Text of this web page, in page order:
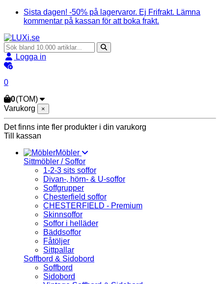
Sista dagen! -50% på lagervaror. Ej Frifrakt. Lämna
kommentar på kassan för att boka frakt.
Logga in
0
0(TOM)
Varukorg
×
Det finns inte fler produkter i din varukorg
Till kassan
Möbler
Sittmöbler / Soffor
1-2-3 sits soffor
Divan-, hörn- & U-soffor
Soffgrupper
Chesterfield soffor
CHESTERFIELD - Premium
Skinnsoffor
Soffor i helläder
Bäddsoffor
Fåtöljer
Sittpallar
Soffbord & Sidobord
Soffbord
Sidobord